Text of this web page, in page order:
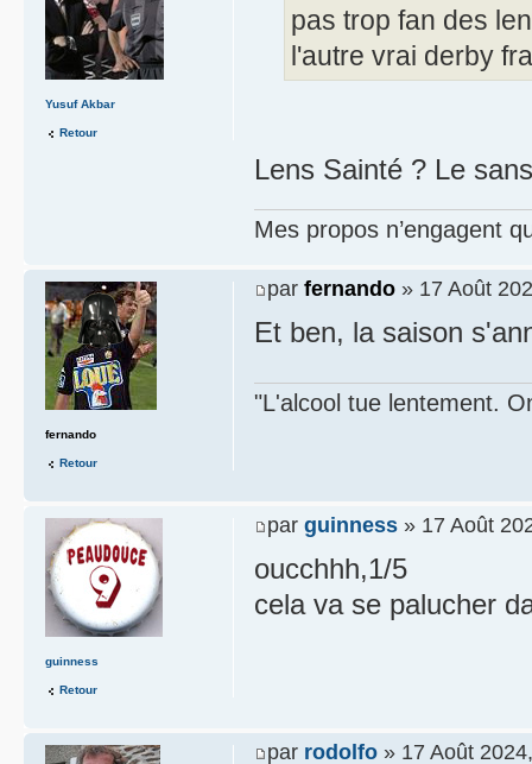
pas trop fan des
l'autre vrai derby
Lens Sainté ? Le
Mes propos n’engagent
Yusuf Akbar
Retour
par fernando » 17 Août
Et ben, la saison
"L'alcool tue lentement.
fernando
Retour
par guinness » 17 Août
oucchhh,1/5
cela va se palucher
guinness
Retour
par rodolfo » 17 Août